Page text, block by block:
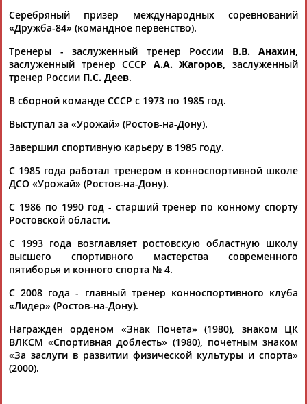
(Проект:Информационное агентство СТАДИОН)
28.11.2025
Ночное ретро-путешествие по Москве
... 2.Золотова Мария Золотов Антон - MG Midget 3.Королев
ЮрийЯруллин Марат - FORD MUSTANG Зачет... ...- 2023".
Зачет "Спорт". 1.Федоров Игорь
автомобиль Buick Le Sabre ...
(Проект: Информационное агентство СТАДИОН
02.08.2023
В Кемерове на форуме "Россия – спортивная держава"
состоялось пленарное заседание "Мы вместе. Спорт. Новая
реальность"
...комитета России Павел Рожков, олимпийский чемпион
Левитин... ...президент Всероссийской федерации плавания
ВладимирСальников
(Проект:Информационное агентство СТАДИОН
30.09.2022
Михаил Шлаен: НЕ ПОЛУЧИТСЯ, ГОСПОДА
...Чукарин, Грант Шагинян и Шалва Чихладзе, Йоханес
Коткас и ЮрийЛитуев, Иван Матвеев и Евгений Лопатин…
Попов и ВладимирСальников , Александр Тихонов и
Александр Большунов, наши...
(Проект:Информационное агентство СТАДИОН)
21.07.2022
Серебряный призер международных соревнований
«Дружба-84» (командное первенство).
Тренеры - заслуженный тренер России В.В. Анахин,
заслуженный тренер СССР А.А. Жагоров, заслуженный
тренер России П.С. Деев.
В сборной команде СССР с 1973 по 1985 год.
Выступал за «Урожай» (Ростов-на-Дону).
Завершил спортивную карьеру в 1985 году.
С 1985 года работал тренером в конноспортивной школе
ДСО «Урожай» (Ростов-на-Дону).
С 1986 по 1990 год - старший тренер по конному спорту
Ростовской области.
С 1993 года возглавляет ростовскую областную школу
высшего спортивного мастерства современного
пятиборья и конного спорта № 4.
С 2008 года - главный тренер конноспортивного клуба
«Лидер» (Ростов-на-Дону).
Награжден орденом «Знак Почета» (1980), знаком ЦК
ВЛКСМ «Спортивная доблесть» (1980), почетным знаком
«За заслуги в развитии физической культуры и спорта»
(2000).